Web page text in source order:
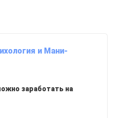
и Мани-
заработать на